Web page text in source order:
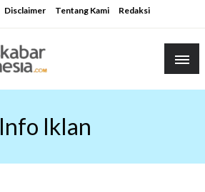
Disclaimer Tentang Kami Redaksi
Info Iklan